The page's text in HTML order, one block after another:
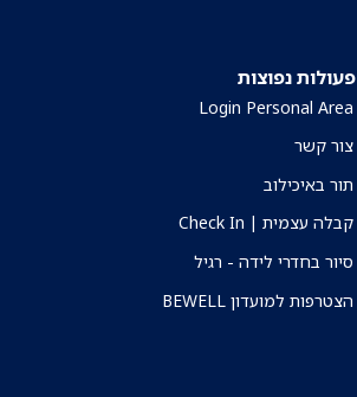
פעולות נפוצות
Login Personal Area
צור קשר
תור באיכילוב
קבלה עצמית | Check In
סיור בחדרי לידה - רגיל
הצטרפות למועדון BEWELL